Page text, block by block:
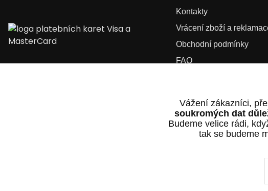
Kontakty
Vrácení zboží a
Obchodní podmínky
FAQ
2025 © Dvorak-Karlik.cz –
Vážení zákazníci,
soukromých dat
Budeme velice rádi,
tak se budeme